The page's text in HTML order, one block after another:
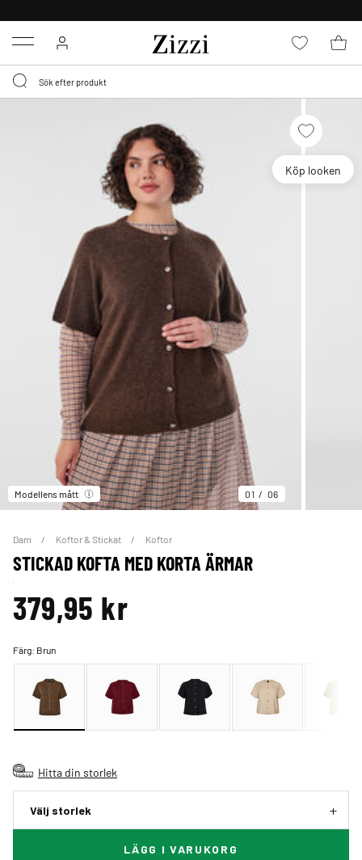
Menu
Köp looken
Modellens mått 01 06
Dam Koftor & Stickat Koftor
STICKAD KOFTA MED KORTA ÄRMAR
379,95 kr
Färg: Brun
Hitta din storlek
Välj storlek
LÄGG I VARUKORG